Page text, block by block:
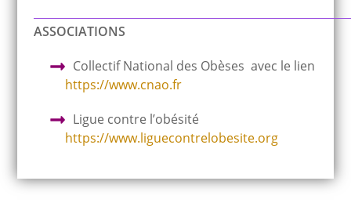
ASSOCIATIONS
Collectif National des Obèses avec le lien
https://www.cnao.fr
Ligue contre l’obésité
https://www.liguecontrelobesite.org